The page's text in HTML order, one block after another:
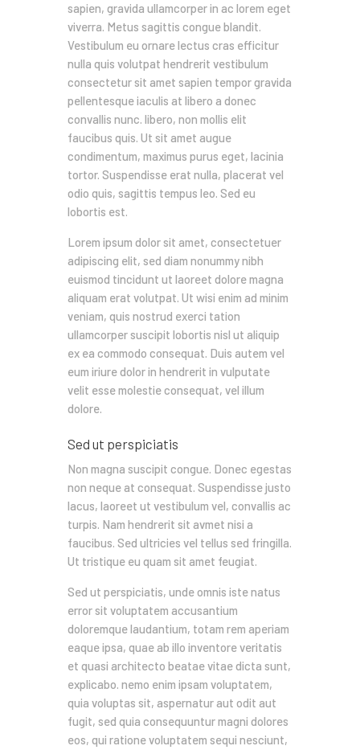
sapien, gravida ullamcorper in ac lorem eget
viverra. Metus sagittis congue blandit.
Vestibulum eu ornare lectus cras efficitur
nulla quis volutpat hendrerit vestibulum
consectetur sit amet sapien tempor gravida
pellentesque iaculis at libero a donec
convallis nunc. libero, non mollis elit
faucibus quis. Ut sit amet augue
condimentum, maximus purus eget, lacinia
tortor. Suspendisse erat nulla, placerat vel
odio quis, sagittis tempus leo. Sed eu
lobortis est.
Lorem ipsum dolor sit amet, consectetuer
adipiscing elit, sed diam nonummy nibh
euismod tincidunt ut laoreet dolore magna
aliquam erat volutpat. Ut wisi enim ad minim
veniam, quis nostrud exerci tation
ullamcorper suscipit lobortis nisl ut aliquip
ex ea commodo consequat. Duis autem vel
eum iriure dolor in hendrerit in vulputate
velit esse molestie consequat, vel illum
dolore.
Sed ut perspiciatis
Non magna suscipit congue. Donec egestas
non neque at consequat. Suspendisse justo
lacus, laoreet ut vestibulum vel, convallis ac
turpis. Nam hendrerit sit avmet nisi a
faucibus. Sed ultricies vel tellus sed fringilla.
Ut tristique eu quam sit amet feugiat.
Sed ut perspiciatis, unde omnis iste natus
error sit voluptatem accusantium
doloremque laudantium, totam rem aperiam
eaque ipsa, quae ab illo inventore veritatis
et quasi architecto beatae vitae dicta sunt,
explicabo. nemo enim ipsam voluptatem,
quia voluptas sit, aspernatur aut odit aut
fugit, sed quia consequuntur magni dolores
eos, qui ratione voluptatem sequi nesciunt,